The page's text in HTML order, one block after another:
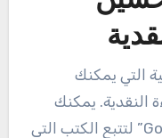
التي يمكنك
النقدية. يمكنك
استخدام تطبيقات مثل “Goodreads” لتتبع الكتب التي